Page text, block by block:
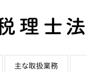
主な取扱業務